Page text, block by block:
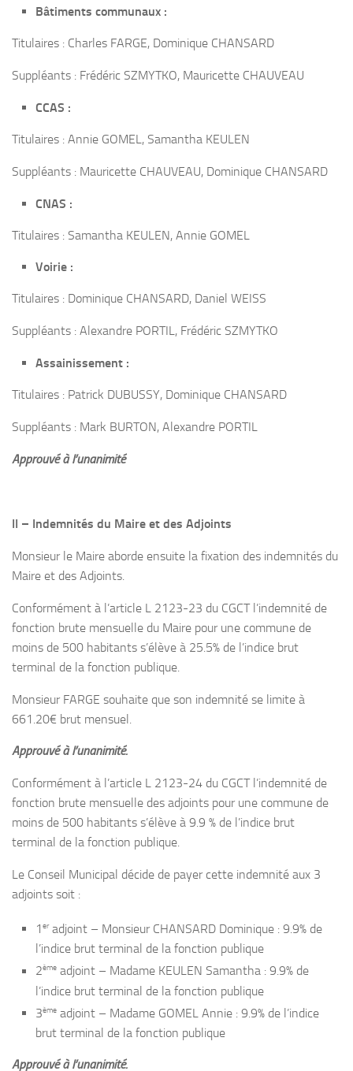
Bâtiments communaux :
Titulaires : Charles FARGE, Dominique CHANSARD
Suppléants : Frédéric SZMYTKO, Mauricette CHAUVEAU
CCAS :
Titulaires : Annie GOMEL, Samantha KEULEN
Suppléants : Mauricette CHAUVEAU, Dominique CHANSARD
CNAS :
Titulaires : Samantha KEULEN, Annie GOMEL
Voirie :
Titulaires : Dominique CHANSARD, Daniel WEISS
Suppléants : Alexandre PORTIL, Frédéric SZMYTKO
Assainissement :
Titulaires : Patrick DUBUSSY, Dominique CHANSARD
Suppléants : Mark BURTON, Alexandre PORTIL
Approuvé à l’unanimité
II – Indemnités du Maire et des Adjoints
Monsieur le Maire aborde ensuite la fixation des indemnités du
Maire et des Adjoints.
Conformément à l’article L 2123-23 du CGCT l’indemnité de
fonction brute mensuelle du Maire pour une commune de
moins de 500 habitants s’élève à 25.5% de l’indice brut
terminal de la fonction publique.
Monsieur FARGE souhaite que son indemnité se limite à
661.20€ brut mensuel.
Approuvé à l’unanimité.
Conformément à l’article L 2123-24 du CGCT l’indemnité de
fonction brute mensuelle des adjoints pour une commune de
moins de 500 habitants s’élève à 9.9 % de l’indice brut
terminal de la fonction publique.
Le Conseil Municipal décide de payer cette indemnité aux 3
adjoints soit :
1 eradjoint – Monsieur CHANSARD Dominique : 9.9% de
l’indice brut terminal de la fonction publique
2ème adjoint – Madame KEULEN Samantha : 9.9% de
l’indice brut terminal de la fonction publique
3ème adjoint – Madame GOMEL Annie : 9.9% de l’indice
brut terminal de la fonction publique
Approuvé à l’unanimité.